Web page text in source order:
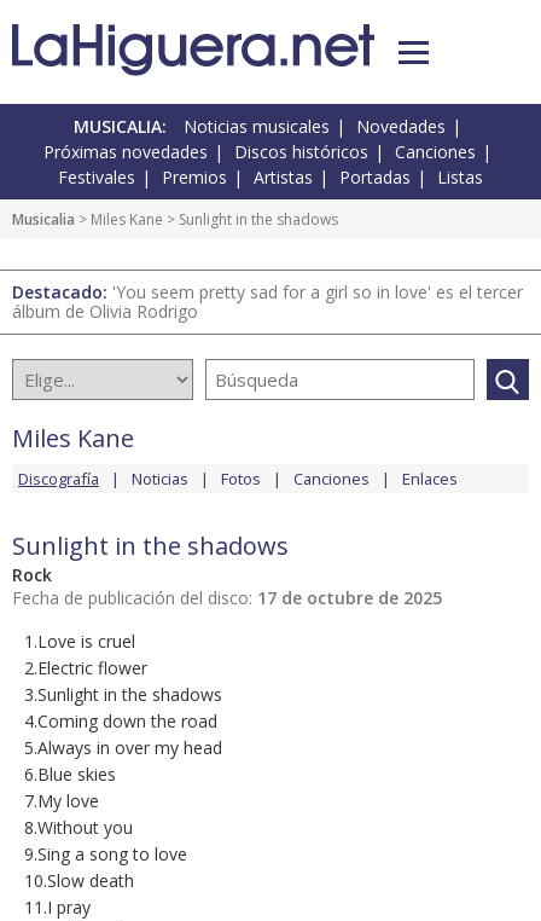
MUSICALIA: Noticias musicales
Novedades
Próximas novedades
Discos históricos
Canciones
Festivales
Premios Artistas Portadas Listas
Musicalia > Miles Kane > Sunlight in the shadows
Destacado: 'You seem pretty sad for a girl so in love' es el tercer
álbum de Olivia Rodrigo
Miles Kane
Discografía Noticias Fotos Canciones Enlaces
Sunlight in the shadows
Rock
Fecha de publicación del disco: 17 de octubre de 2025
1.Love is cruel
2.Electric flower
3.Sunlight in the shadows
4.Coming down the road
5.Always in over my head
6.Blue skies
7.My love
8.Without you
9.Sing a song to love
10.Slow death
11.I pray